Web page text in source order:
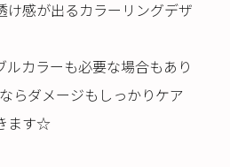
け感が出るカラーリングデザ
ルカラーも必要な場合もあり
らダメージもしっかりケア
ます☆